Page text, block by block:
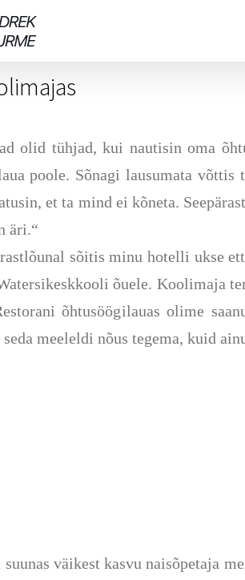
olid tühjad, kui nautisin oma
poole. Sõnagi lausumata võttis
et ta mind ei kõneta.
äri.“
sõitis minu hotelli ukse
ikeskkooli õuele. Koolimaja
õhtusöögilauas olime
meeleldi nõus tegema, kuid
väikest kasvu naisõpetaja